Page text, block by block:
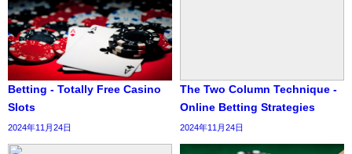
Betting - Totally Free Casino
Slots
2024年11月24日
The Two Column Technique -
Online Betting Strategies
2024年11月24日